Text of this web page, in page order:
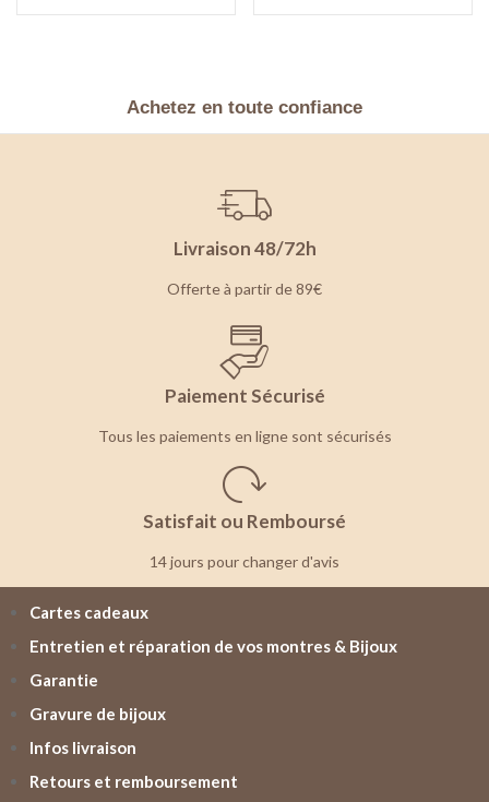
Achetez en toute confiance
Livraison 48/72h
Offerte à partir de 89€
Paiement Sécurisé
Tous les paiements en ligne sont sécurisés
Satisfait ou Remboursé
14 jours pour changer d'avis
Cartes cadeaux
Entretien et réparation de vos montres & Bijoux
Garantie
Gravure de bijoux
Infos livraison
Retours et remboursement